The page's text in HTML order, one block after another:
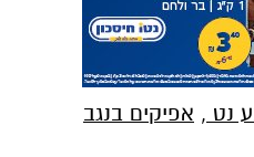
נט , אפיקים בנגב